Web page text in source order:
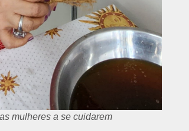
mulheres a se cuidarem